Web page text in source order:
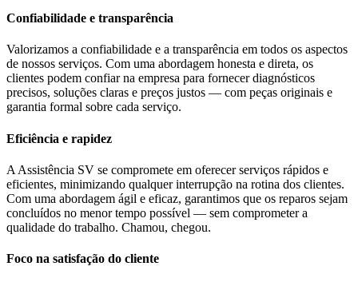
Confiabilidade e transparência
Valorizamos a confiabilidade e a transparência em todos os aspectos
de nossos serviços. Com uma abordagem honesta e direta, os
clientes podem confiar na empresa para fornecer diagnósticos
precisos, soluções claras e preços justos — com peças originais e
garantia formal sobre cada serviço.
Eficiência e rapidez
A Assistência SV se compromete em oferecer serviços rápidos e
eficientes, minimizando qualquer interrupção na rotina dos clientes.
Com uma abordagem ágil e eficaz, garantimos que os reparos sejam
concluídos no menor tempo possível — sem comprometer a
qualidade do trabalho. Chamou, chegou.
Foco na satisfação do cliente